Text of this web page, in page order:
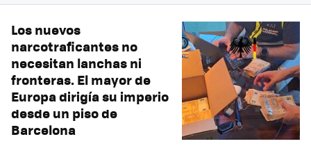
Los nuevos
narcotraficantes no
necesitan lanchas ni
fronteras. El mayor de
Europa dirigía su imperio
desde un piso de
Barcelona